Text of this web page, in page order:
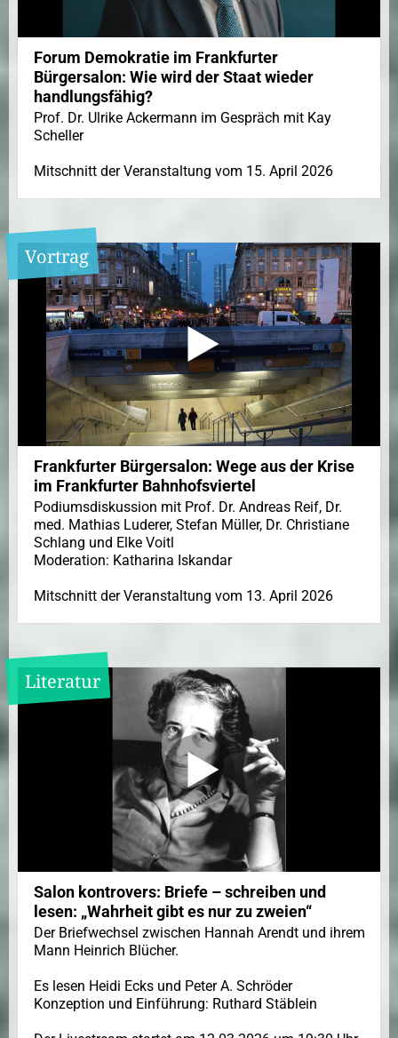
Forum Demokratie im Frankfurter
Bürgersalon: Wie wird der Staat wieder
handlungsfähig?
Prof. Dr. Ulrike Ackermann im Gespräch mit Kay
Scheller
Mitschnitt der Veranstaltung vom 15. April 2026
Vortrag
Frankfurter Bürgersalon: Wege aus der Krise
im Frankfurter Bahnhofsviertel
Podiumsdiskussion mit Prof. Dr. Andreas Reif, Dr.
med. Mathias Luderer, Stefan Müller, Dr. Christiane
Schlang und Elke Voitl
Moderation: Katharina Iskandar
Mitschnitt der Veranstaltung vom 13. April 2026
Literatur
Salon kontrovers: Briefe – schreiben und
lesen: „Wahrheit gibt es nur zu zweien“
Der Briefwechsel zwischen Hannah Arendt und ihrem
Mann Heinrich Blücher.
Es lesen Heidi Ecks und Peter A. Schröder
Konzeption und Einführung: Ruthard Stäblein